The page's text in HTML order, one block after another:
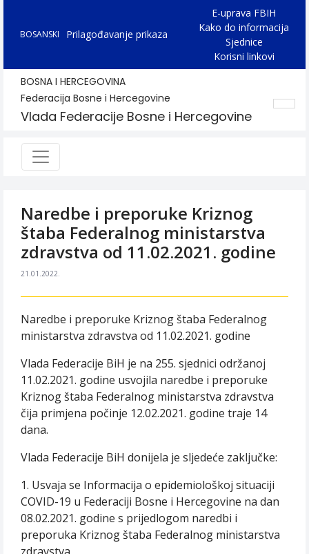
BOSANSKI Prilagođavanje prikaza
E-uprava FBIH
Kako do informacija
Sjednice
Korisni linkovi
BOSNA I HERCEGOVINA
Federacija Bosne i Hercegovine
Vlada Federacije Bosne i Hercegovine
Naredbe i preporuke Kriznog
štaba Federalnog ministarstva
zdravstva od 11.02.2021. godine
21.01.2022.
Naredbe i preporuke Kriznog štaba Federalnog
ministarstva zdravstva od 11.02.2021. godine
Vlada Federacije BiH je na 255. sjednici održanoj
11.02.2021. godine usvojila naredbe i preporuke
Kriznog štaba Federalnog ministarstva zdravstva
čija primjena počinje 12.02.2021. godine traje 14
dana.
Vlada Federacije BiH donijela je sljedeće zaključke:
1. Usvaja se Informacija o epidemiološkoj situaciji
COVID-19 u Federaciji Bosne i Hercegovine na dan
08.02.2021. godine s prijedlogom naredbi i
preporuka Kriznog štaba Federalnog ministarstva